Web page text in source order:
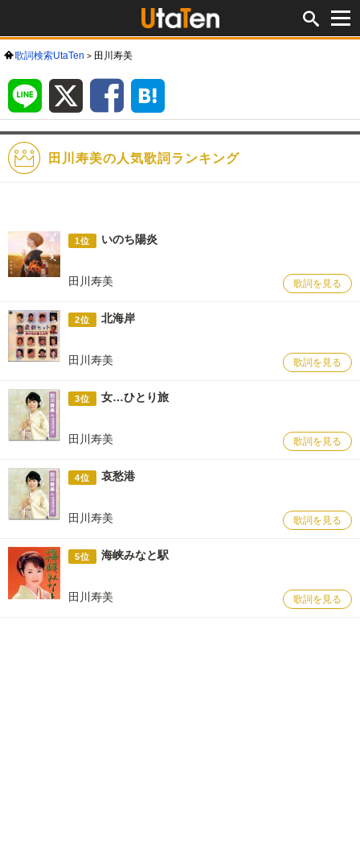
歌詞検索UtaTen 田川寿美
LINE Facebook
ク
ー
田川寿美の人気歌詞ランキング
1位 いのち陽炎
田川寿美 歌詞を見る
2位 北海岸
田川寿美 歌詞を見る
3位 女…ひとり旅
田川寿美 歌詞を見る
4位 哀愁港
田川寿美 歌詞を見る
5位 海峡みなと駅
田川寿美 歌詞を見る